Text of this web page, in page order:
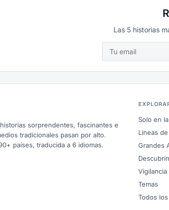
Las 5 historias
sorprendentes, fascinantes e
tradicionales pasan por alto.
países, traducida a 6 idiomas.
Solo en
Líneas de
Grandes
Vigilancia
Temas
Todos los